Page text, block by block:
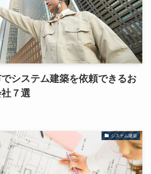
システム建築を依頼できるお
７選
システム建築